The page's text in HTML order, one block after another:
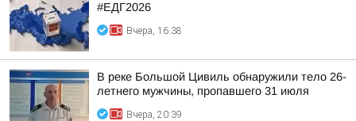
#ЕДГ2026
Вчера, 16:38
В реке Большой Цивиль обнаружили тело 26-
летнего мужчины, пропавшего 31 июля
Вчера, 20:39